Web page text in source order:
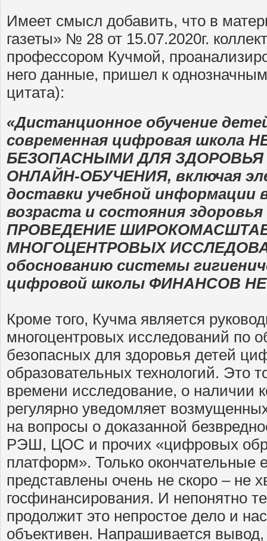
Имеет смысл добавить, что в
газеты» № 28 от 15.07.2020г.
профессором Кучмой,
него данные, пришел к
цитата):
«Дистанционное обучение
современная цифровая школа
БЕЗОПАСНЫМИ ДЛЯ
ОНЛАЙН-ОБУЧЕНИЯ, включая
доставки учебной информации
возраста и состояния
ПРОВЕДЕНИЕ
МНОГОЦЕНТРОВЫХ
обоснованию системы
цифровой школы ФИНАНСОВ
Кроме того, Кучма является
многоцентровых исследований по
безопасных для здоровья детей
образовательных технологий. Это
времени исследование, о наличии
регулярно уведомляет
на вопросы о доказанной
РЭШ, ЦОС и прочих «цифровых
платформ». Только окончательные
представлены очень не скоро – не
госфинансирования. И непонятно
продолжит это непростое дело и
объективен. Напрашивается вывод,